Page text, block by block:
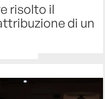
risolto il
di un